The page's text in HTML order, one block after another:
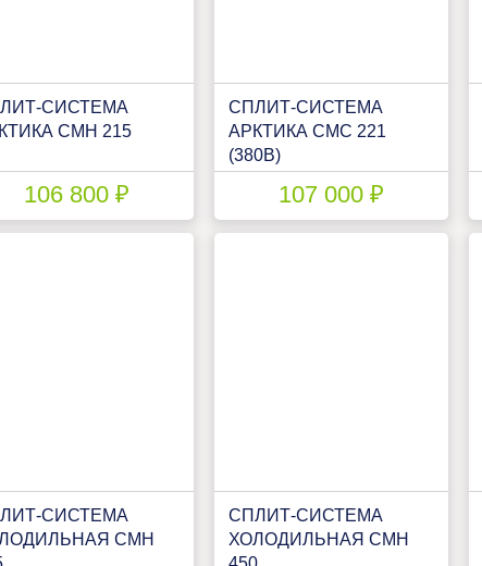
СИСТЕМА
СМН 215
106 800 ₽
СПЛИТ-СИСТЕМА
АРКТИКА СМС 221
(380В)
107 000 ₽
СИСТЕМА
CМН
СПЛИТ-СИСТЕМА
ХОЛОДИЛЬНАЯ CМН